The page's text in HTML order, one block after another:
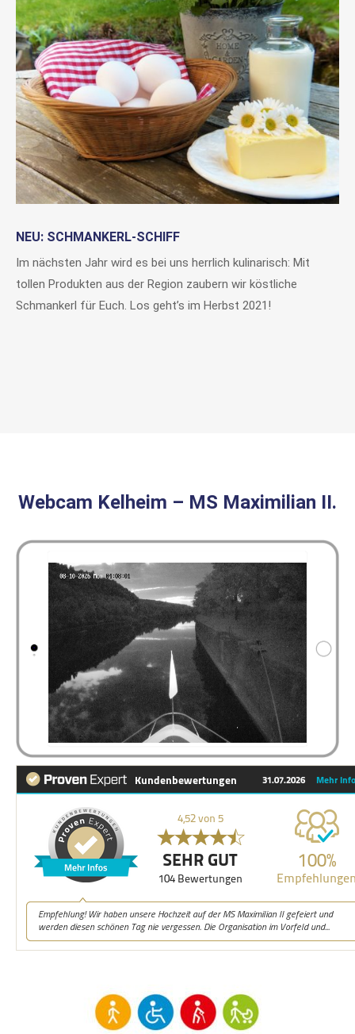
NEU: SCHMANKERL-SCHIFF
Im nächsten Jahr wird es bei uns herrlich kulinarisch: Mit
tollen Produkten aus der Region zaubern wir köstliche
Schmankerl für Euch. Los geht’s im Herbst 2021!
Webcam Kelheim – MS Maximilian II.